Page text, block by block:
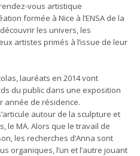
vous artistique
formée à Nice à l’ENSA de la
les univers, les
artistes primés à l’issue de leur
lauréats en 2014 vont
du public dans une exposition
année de résidence.
autour de la sculpture et
le MA. Alors que le travail de
les recherches d’Anna sont
organiques, l’un et l’autre jouant